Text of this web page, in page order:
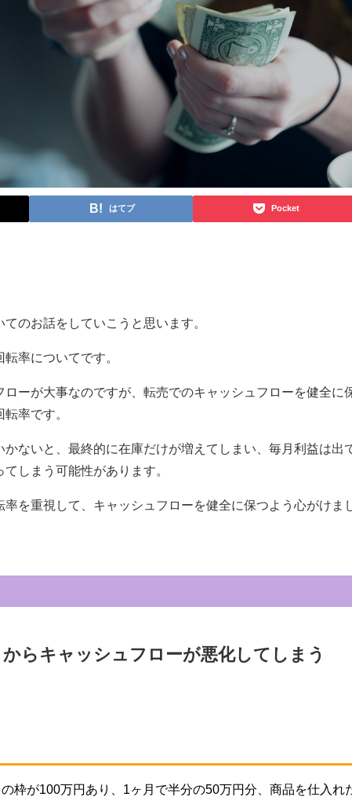
はてブ Pocket
のお話をしていこうと思います。
率についてです。
ローが大事なのですが、転売でのキャッシュフローを健全に
率です。
かないと、最終的に在庫だけが増えてしまい、毎月利益は出
しまう可能性があります。
を重視して、キャッシュフローを健全に保つよう心がけま
からキャッシュフローが悪化してしまう
枠が100万円あり、1ヶ月で半分の50万円分、商品を仕入れ